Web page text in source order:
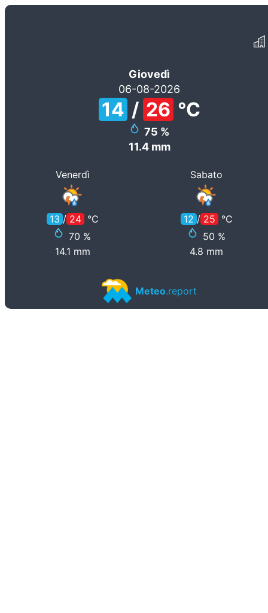
Giovedì
06-08-2026
14 / 26 °C
75 %
11.4mm
Venerdì
13 / 24 °C
70 %
14.1 mm
Sabato
12 / 25 °C
50 %
4.8 mm
Meteo.report